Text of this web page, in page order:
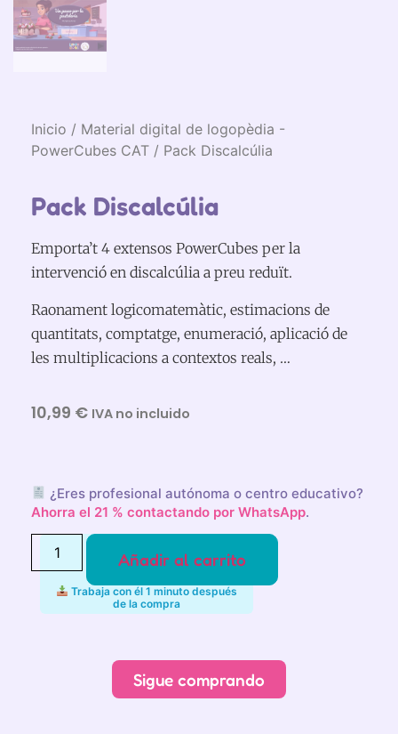
Inicio / Material digital de logopèdia -
PowerCubes CAT / Pack Discalcúlia
Pack Discalcúlia
Emporta’t 4 extensos PowerCubes per la
intervenció en discalcúlia a preu reduït.
Raonament logicomatemàtic, estimacions de
quantitats, comptatge, enumeració, aplicació de
les multiplicacions a contextos reals, …
10,99 € IVA no incluido
¿Eres profesional autónoma o centro educativo?
Ahorra el 21 % contactando por WhatsApp.
Añadir al carrito
Trabaja con él 1 minuto después
de la compra
Sigue comprando